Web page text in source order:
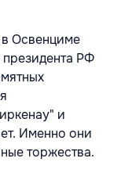
Освенциме
президента РФ
и
Именно они
торжества.